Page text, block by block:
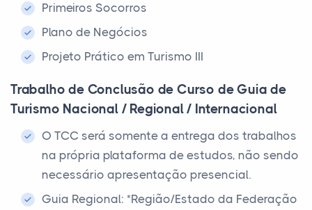
Primeiros Socorros
Plano de Negócios
Projeto Prático em Turismo III
Trabalho de Conclusão de Curso de Guia de
Turismo Nacional / Regional / Internacional
O TCC será somente a entrega dos trabalhos
na própria plataforma de estudos, não sendo
necessário apresentação presencial.
Guia Regional: *Região/Estado da Federação